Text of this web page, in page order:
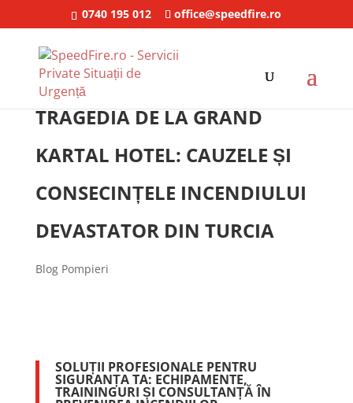
0740 195 012 office@speedfire.ro
TRAGEDIA DE LA GRAND
KARTAL HOTEL: CAUZELE ȘI
CONSECINȚELE INCENDIULUI
DEVASTATOR DIN TURCIA
Blog Pompieri
SOLUȚII PROFESIONALE PENTRU
SIGURANȚA TA: ECHIPAMENTE,
TRAININGURI ȘI CONSULTANȚĂ ÎN